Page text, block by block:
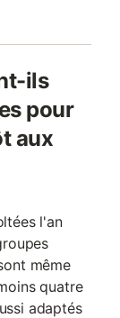
ils
pour
aux
l'an
même
quatre
adaptés